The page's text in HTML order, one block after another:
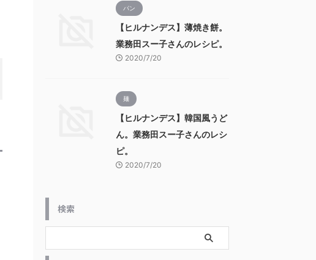
パン
【ヒルナンデス】薄焼き餅。
業務田スー子さんのレシピ。
2020/7/20
麺
【ヒルナンデス】韓国風うど
ん。業務田スー子さんのレシ
ピ。
2020/7/20
検索